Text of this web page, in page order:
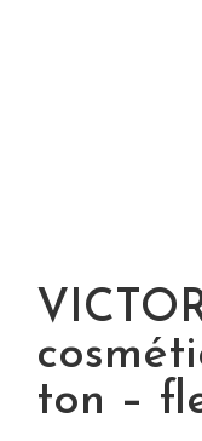
ton –